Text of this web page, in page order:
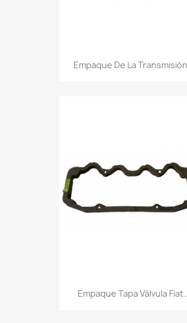
Empaque De La
Empaque Tapa Válvula